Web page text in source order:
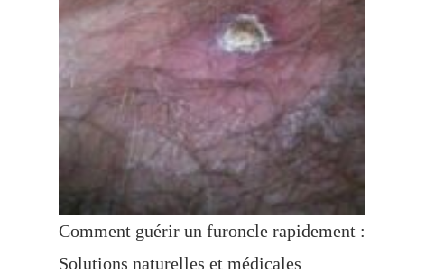
Comment guérir un furoncle rapidement :
Solutions naturelles et médicales